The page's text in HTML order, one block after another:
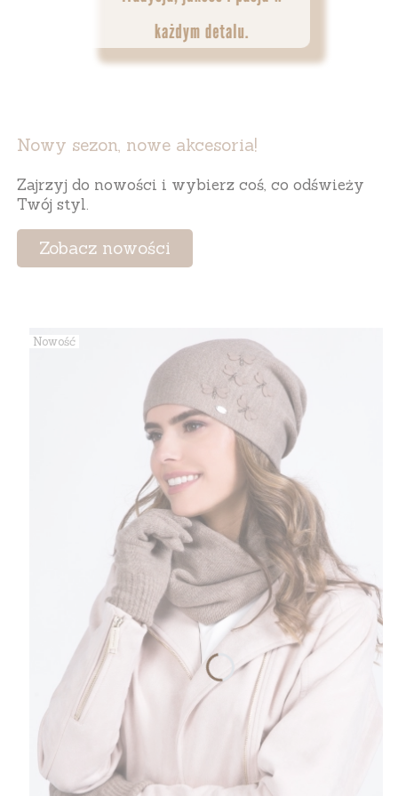
Nowy sezon, nowe akcesoria!
Zajrzyj do nowości i wybierz coś, co odświeży
Twój styl.
Zobacz nowości
Nowość